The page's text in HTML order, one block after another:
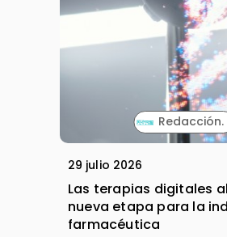
Redacción.
29 julio 2026
Las terapias digitales
nueva etapa para la
farmacéutica